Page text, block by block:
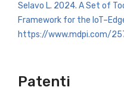
Selavo L. 2024. A Set of
Framework for the
https://www.mdpi.com/
Patenti